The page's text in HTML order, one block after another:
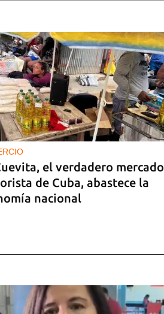
el verdadero mercado
de Cuba, abastece la
nacional